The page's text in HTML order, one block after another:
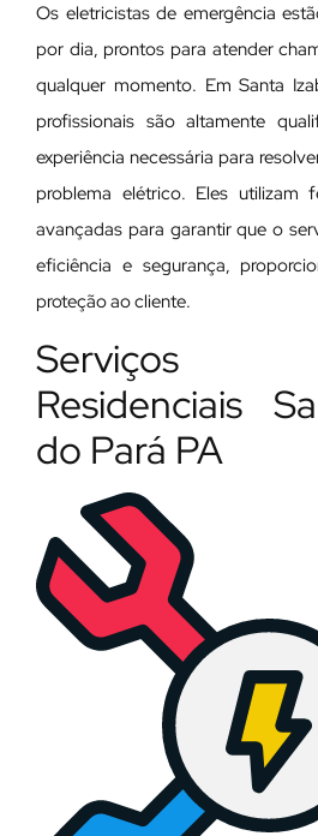
Os eletricistas de emergência
por dia, prontos para atender
qualquer momento. Em Santa
profissionais são altamente
experiência necessária para
problema elétrico. Eles utilizam
avançadas para garantir que o
eficiência e segurança,
proteção ao cliente.
Serviços
Residenciais
do Pará PA